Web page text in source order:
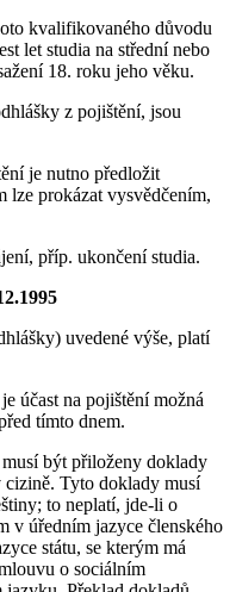
kvalifikovaného důvodu
let studia na střední nebo
18. roku jeho věku.
z pojištění, jsou
je nutno předložit
lze prokázat vysvědčením,
příp. ukončení studia.
uvedené výše, platí
účast na pojištění možná
tímto dnem.
být přiloženy doklady
Tyto doklady musí
to neplatí, jde-li o
v úředním jazyce členského
státu, se kterým má
o sociálním